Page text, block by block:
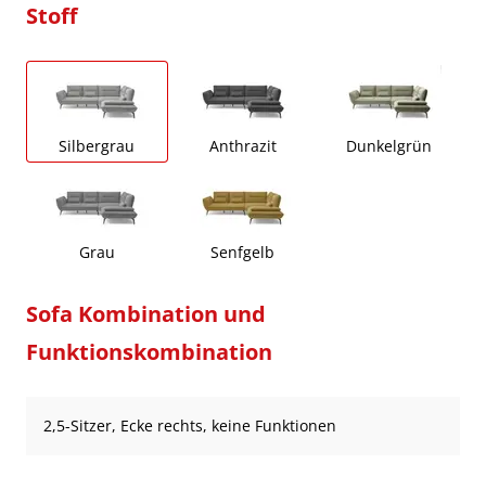
Stoff
Silbergrau Anthrazit Dunkelgrün
Grau Senfgelb
Sofa Kombination und
Funktionskombination
2,5-Sitzer, Ecke rechts, keine Funktionen